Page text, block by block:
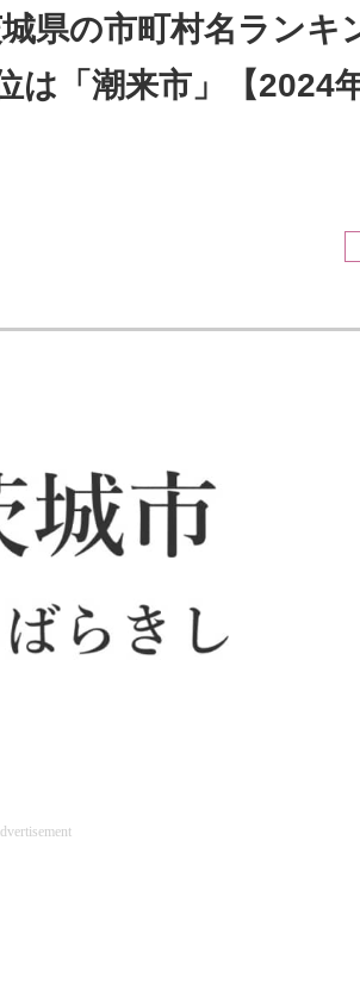
総合サイト IT製品の技術・比較・事例
専門サイト
県の市町村名ランキ
「潮来市」【2024